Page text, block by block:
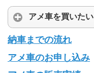
アメ車を買いたい
納車までの流れ
アメ車のお申し込み